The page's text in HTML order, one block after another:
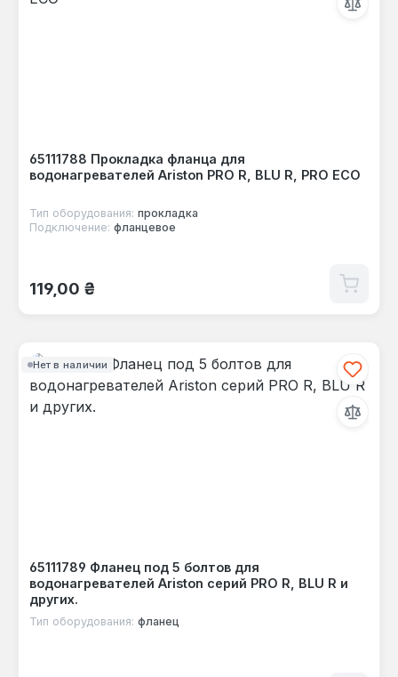
65111788 Прокладка фланца для
водонагревателей Ariston PRO R, BLU R, PRO ECO
Тип оборудования: прокладка
Подключение: фланцевое
Обычная цена:
119,00 ₴
Нет в наличии
65111789 Фланец под 5 болтов для
водонагревателей Ariston серий PRO R, BLU R и
других.
Тип оборудования: фланец